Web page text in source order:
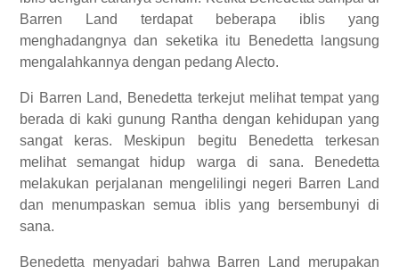
Barren Land terdapat beberapa iblis yang
menghadangnya dan seketika itu Benedetta langsung
mengalahkannya dengan pedang Alecto.
Di Barren Land, Benedetta terkejut melihat tempat yang
berada di kaki gunung Rantha dengan kehidupan yang
sangat keras. Meskipun begitu Benedetta terkesan
melihat semangat hidup warga di sana.
Benedetta
melakukan perjalanan mengelilingi negeri Barren Land
dan menumpaskan semua iblis yang bersembunyi di
sana.
Benedetta menyadari bahwa Barren Land merupakan